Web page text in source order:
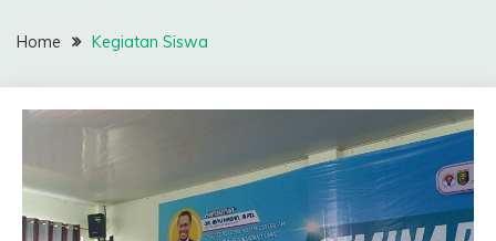
Home Kegiatan Siswa